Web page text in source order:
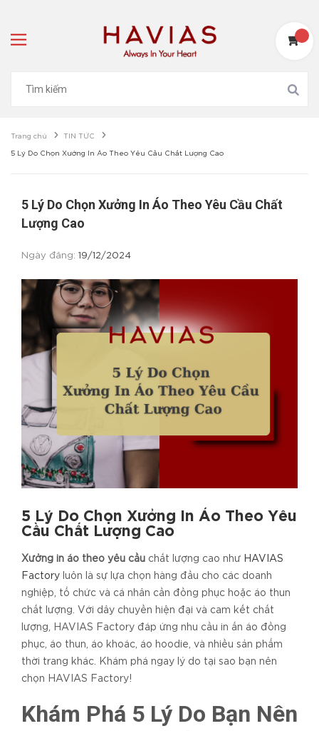
Trang chủ TIN TỨC
5 Lý Do Chọn Xưởng In Áo Theo Yêu Cầu Chất Lượng Cao
5 Lý Do Chọn Xưởng In Áo Theo Yêu Cầu Chất
Lượng Cao
Ngày đăng: 19/12/2024
5 Lý Do Chọn Xưởng In Áo Theo Yêu
Cầu Chất Lượng Cao
Xưởng in áo theo yêu cầu chất lượng cao như HAVIAS
Factory luôn là sự lựa chọn hàng đầu cho các doanh
nghiệp, tổ chức và cá nhân cần đồng phục hoặc áo thun
chất lượng. Với dây chuyền hiện đại và cam kết chất
lượng, HAVIAS Factory đáp ứng nhu cầu in ấn áo đồng
phục, áo thun, áo khoác, áo hoodie, và nhiều sản phẩm
thời trang khác. Khám phá ngay lý do tại sao bạn nên
chọn HAVIAS Factory!
Khám Phá 5 Lý Do Bạn Nên